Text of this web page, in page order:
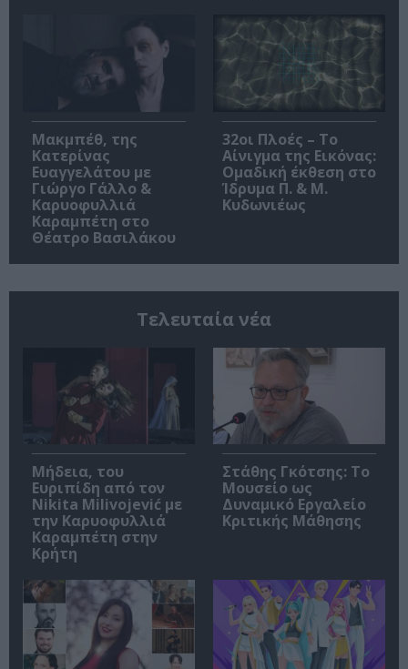
Μακμπέθ, της
Κατερίνας
Ευαγγελάτου με
Γιώργο Γάλλο &
Καρυοφυλλιά
Καραμπέτη στο
Θέατρο Βασιλάκου
32οι Πλοές – Το
Αίνιγμα της Εικόνας:
Ομαδική έκθεση στο
Ίδρυμα Π. & Μ.
Κυδωνιέως
Τελευταία νέα
Μήδεια, του
Ευριπίδη από τον
Nikita Milivojević με
την Καρυοφυλλιά
Καραμπέτη στην
Κρήτη
Στάθης Γκότσης: Το
Μουσείο ως
Δυναμικό Εργαλείο
Κριτικής Μάθησης